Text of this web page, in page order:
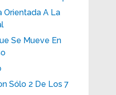
Orientada A La
Se Mueve En
Sólo 2 De Los 7